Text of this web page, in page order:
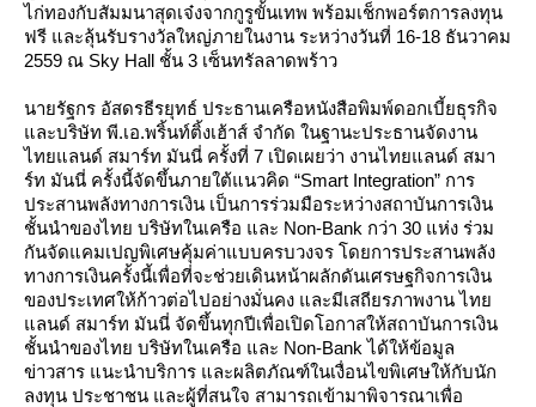
ไก่ทองกับสัมมนาสุดเจ๋งจากกูรูขั้นเทพ พร้อมเช็กพอร์ตการลงทุน
ฟรี และลุ้นรับรางวัลใหญ่ภายในงาน ระหว่างวันที่ 16-18 ธันวาคม
2559 ณ Sky Hall ชั้น 3 เซ็นทรัลลาดพร้าว
นายรัฐกร อัสดรธีรยุทธ์ ประธานเครือหนังสือพิมพ์ดอกเบี้ยธุรกิจ
ละบริษัท พี.เอ.พริ้นท์ติ้งเฮ้าส์ จำกัด ในฐานะประธานจัดงาน
ไทยแลนด์ สมาร์ท มันนี่ ครั้งที่ 7 เปิดเผยว่า งานไทยแลนด์ สมา
ร์ท มันนี่ ครั้งนี้จัดขึ้นภายใต้แนวคิด “Smart Integration” การ
ประสานพลังทางการเงิน เป็นการร่วมมือระหว่างสถาบันการเงิน
ชั้นนำของไทย บริษัทในเครือ และ Non-Bank กว่า 30 แห่ง ร่วม
กันจัดแคมเปญพิเศษคุ้มค่าแบบครบวงจร โดยการประสานพลัง
ทางการเงินครั้งนี้เพื่อที่จะช่วยเดินหน้าผลักดันเศรษฐกิจการเงิน
ของประเทศให้ก้าวต่อไปอย่างมั่นคง และมีเสถียรภาพงาน ไท
ลนด์ สมาร์ท มันนี่ จัดขึ้นทุกปีเพื่อเปิดโอกาสให้สถาบันการเงิน
ชั้นนำของไทย บริษัทในเครือ และ Non-Bank ได้ให้ข้อมูล
ข่าวสาร แนะนำบริการ และผลิตภัณฑ์ในเงื่อนไขพิเศษให้กับนัก
ลงทุน ประชาชน และผู้ที่สนใจ สามารถเข้ามาพิจารณาเพื่อ